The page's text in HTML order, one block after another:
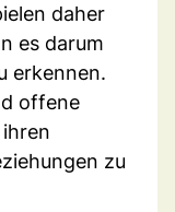
daher
es darum
erkennen.
offene
zu